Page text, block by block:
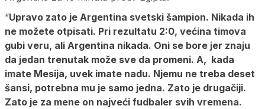
“Upravo zato je Argentina svetski šampion. Nikada ih
ne možete otpisati. Pri rezultatu 2:0, većina timova
gubi veru, ali Argentina nikada. Oni se bore jer znaju
da jedan trenutak može sve da promeni. A, kada
imate Mesija, uvek imate nadu. Njemu ne treba deset
šansi, potrebna mu je samo jedna. Zato je drugačiji.
Zato je za mene on najveći fudbaler svih vremena.